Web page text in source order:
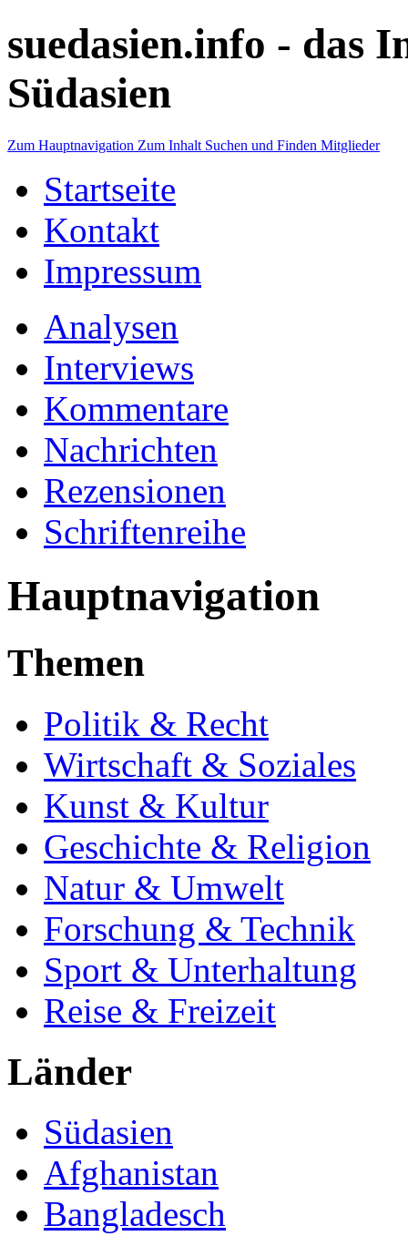
suedasien.info - das
Südasien
Zum Hauptnavigation Zum Inhalt Suchen und Finden Mitglieder
Startseite
Kontakt
Impressum
Analysen
Interviews
Kommentare
Nachrichten
Rezensionen
Schriftenreihe
Hauptnavigation
Themen
Politik & Recht
Wirtschaft & Soziales
Kunst & Kultur
Geschichte & Religion
Natur & Umwelt
Forschung & Technik
Sport & Unterhaltung
Reise & Freizeit
Länder
Südasien
Afghanistan
Bangladesch